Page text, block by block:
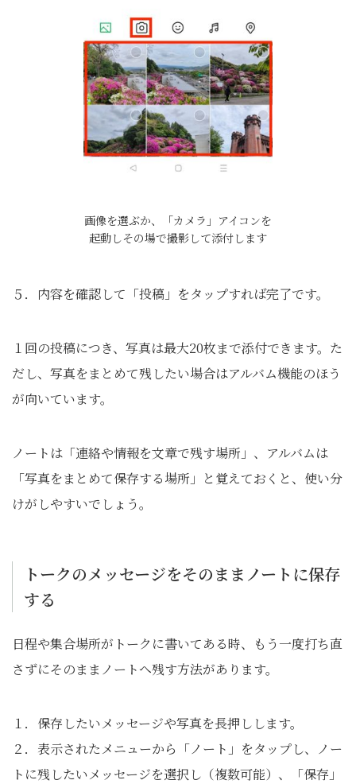
画像を選ぶか、「カメラ」アイコンを
起動しその場で撮影して添付します
５．内容を確認して「投稿」をタップすれば完了です。
１回の投稿につき、写真は最大20枚まで添付できます。た
だし、写真をまとめて残したい場合はアルバム機能のほう
が向いています。
ノートは「連絡や情報を文章で残す場所」、アルバムは
「写真をまとめて保存する場所」と覚えておくと、使い分
けがしやすいでしょう。
トークのメッセージをそのままノートに保存
する
日程や集合場所がトークに書いてある時、もう一度打ち直
さずにそのままノートへ残す方法があります。
１．保存したいメッセージや写真を長押しします。
２．表示されたメニューから「ノート」をタップし、ノー
トに残したいメッセージを選択し（複数可能）、「保存」